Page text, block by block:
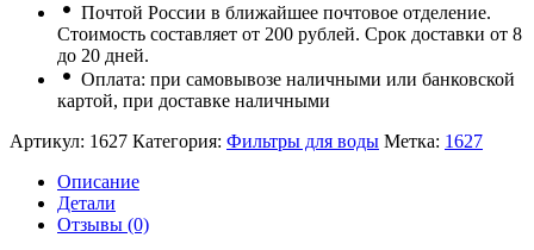
Почтой России в ближайшее почтовое отделение.
Стоимость составляет от 200 рублей. Срок доставки от 8
до 20 дней.
Оплата: при самовывозе наличными или банковской
картой, при доставке наличными
Артикул: 1627 Категория: Фильтры для воды Метка: 1627
Описание
Детали
Отзывы (0)